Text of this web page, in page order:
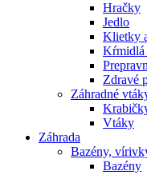
Hračky
Jedlo
Klietky
Kŕmidlá
Zdravé
Záhradné
Vtáky
Záhrada
Bazény,
Bazény